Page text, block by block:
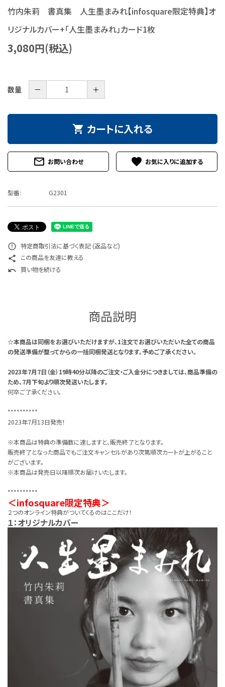
お問い合わせ
竹内朱莉 書真集 人生墨まみれ【infosquare限定特典】オ
リジナルカバー+「人生墨まみれ」カード1枚
3,080円(税込)
数量 － ＋
shopping_cart カートに入れる
mail_outline お問い合わせ favorite
型番: G2301
error_outline 特定商取引法に基づく表記 (返品など)
share この商品を友達に教える
undo 買い物を続ける
商品説明
☆本商品は同梱をお選びいただけますが、1注文でお選びいただいた全ての商品
の発送準備が整ってからの一括同梱発送となります。予めご了承ください。
2023年7月7日（金）19時40分以降のご注文・ご入金分につきましては、商品準備の
ため、7月下旬より順次発送いたします。
何卒ご了承ください。
**********
2023年7月13日発売！
※本商品は特典の準備数に達しますと、販売終了となります。
販売終了となった商品でもご注文キャンセルがあり次第順次カートが上がること
がございます。
※本商品は発売日以降順次お届けいたします。
**********
＜infosquare限定特典＞
２つのオンライン特典がついてくるのはここだけ！
１：オリジナルカバー